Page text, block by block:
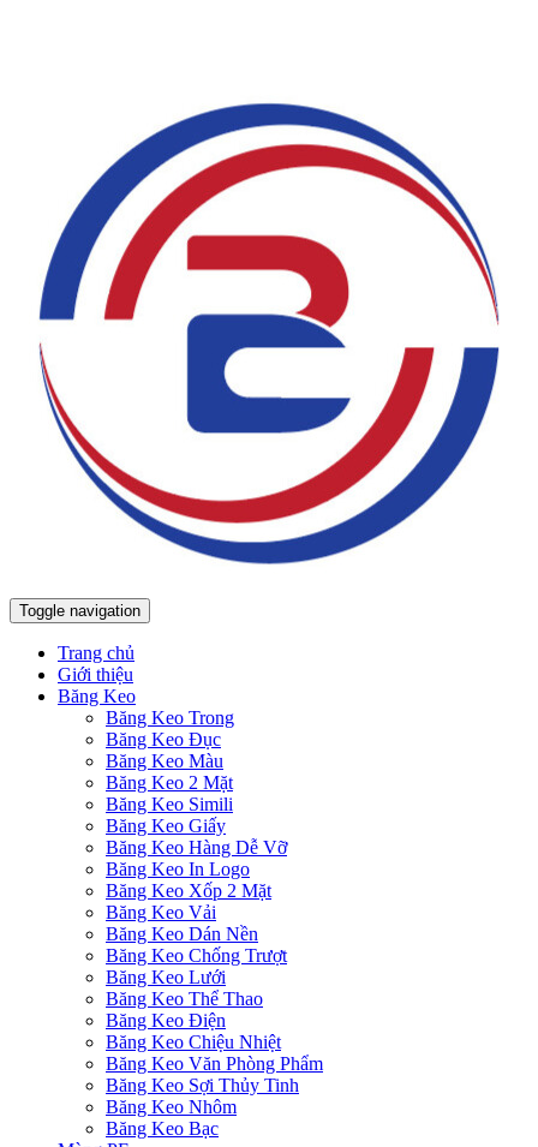
Toggle navigation
Trang chủ
Giới thiệu
Băng Keo
Băng Keo Trong
Băng Keo Đục
Băng Keo Màu
Băng Keo 2 Mặt
Băng Keo Simili
Băng Keo Giấy
Băng Keo Hàng Dễ Vỡ
Băng Keo In Logo
Băng Keo Xốp 2 Mặt
Băng Keo Vải
Băng Keo Dán Nền
Băng Keo Chống Trượt
Băng Keo Lưới
Băng Keo Thể Thao
Băng Keo Điện
Băng Keo Chiệu Nhiệt
Băng Keo Văn Phòng Phẩm
Băng Keo Sợi Thủy Tinh
Băng Keo Nhôm
Băng Keo Bạc